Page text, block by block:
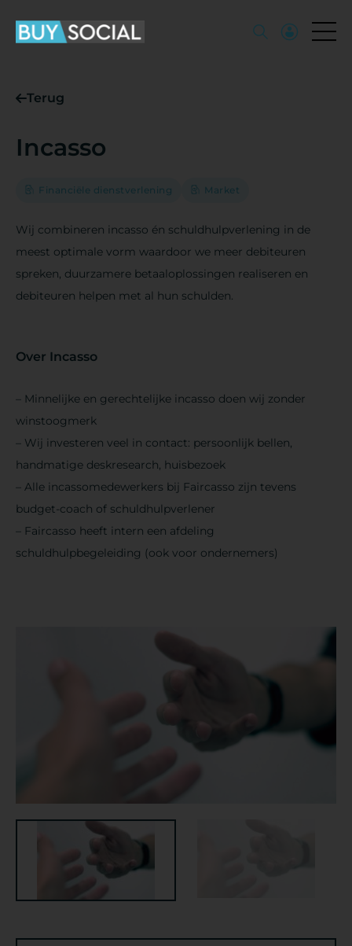
Terug
Incasso
Financiële dienstverlening Market
Wij combineren incasso én schuldhulpverlening in de
meest optimale vorm waardoor we meer debiteuren
spreken, duurzamere betaaloplossingen realiseren en
debiteuren helpen met al hun schulden.
Over Incasso
– Minnelijke en gerechtelijke incasso doen wij zonder
winstoogmerk
– Wij investeren veel in contact: persoonlijk bellen,
handmatige deskresearch, huisbezoek
– Alle incassomedewerkers bij Faircasso zijn tevens
budget-coach of schuldhulpverlener
– Faircasso heeft intern een afdeling
schuldhulpbegeleiding (ook voor ondernemers)